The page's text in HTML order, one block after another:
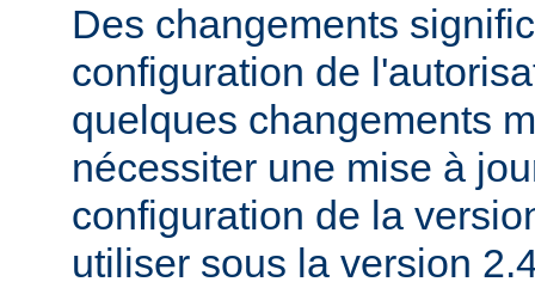
Des changements
configuration de
quelques changements
nécessiter une mise à
configuration de la
utiliser sous la version